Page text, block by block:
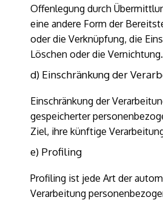
Offenlegung durch
eine andere Form der
oder die Verknüpfung, die
Löschen oder die Vernichtung.
d) Einschränkung der
Einschränkung der
gespeicherter
Ziel, ihre künftige
e) Profiling
Profiling ist jede Art der
Verarbeitung